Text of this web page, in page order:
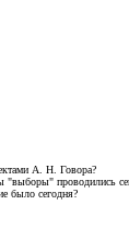
А. Н. Говора?
"выборы" проводились
было сегодня?